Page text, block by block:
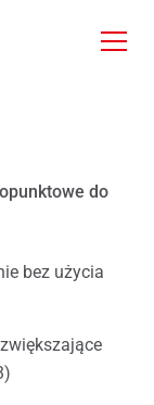
do
bez użycia